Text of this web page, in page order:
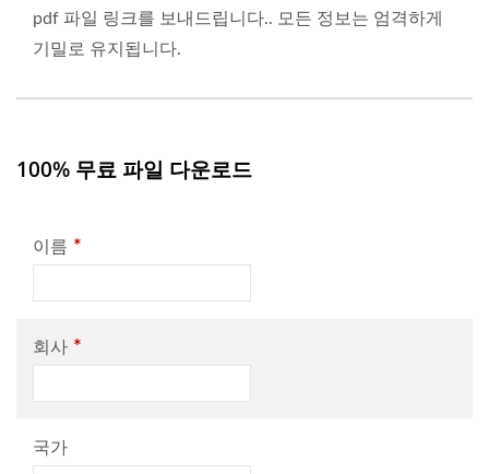
pdf 파일 링크를 보내드립니다.. 모든 정보는 엄격하게
기밀로 유지됩니다.
100% 무료 파일 다운로드
이름 *
회사 *
국가